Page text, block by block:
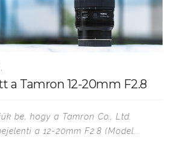
a Tamron 12-20mm F2.8
be, hogy a Tamron Co., Ltd.
a 12-20mm F2.8 (Model...